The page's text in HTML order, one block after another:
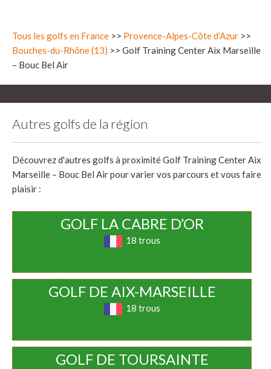
Tous les golfs en France >> Provence-Alpes-Côte d’Azur >>
Bouches-du-Rhône (13) >> Golf Training Center Aix Marseille
– Bouc Bel Air
Autres golfs de la région
Découvrez d'autres golfs à proximité Golf Training Center Aix
Marseille – Bouc Bel Air pour varier vos parcours et vous faire
plaisir :
GOLF LA CABRE D’OR
18 trous
GOLF DE AIX-MARSEILLE
18 trous
GOLF DE TOURSAINTE